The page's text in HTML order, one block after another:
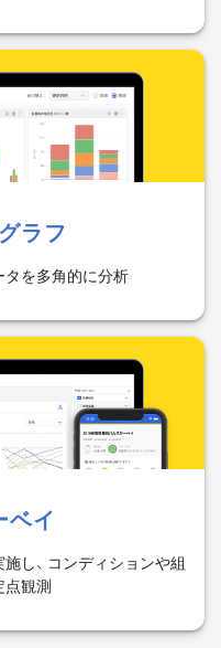
ラフ
を多角的に分析
ベイ
し、 コンディションや組
点観測